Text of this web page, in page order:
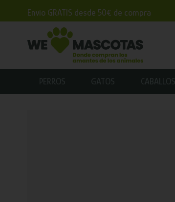
Envío GRATIS desde 50€ de compra
PERROS GATOS CABALLOS